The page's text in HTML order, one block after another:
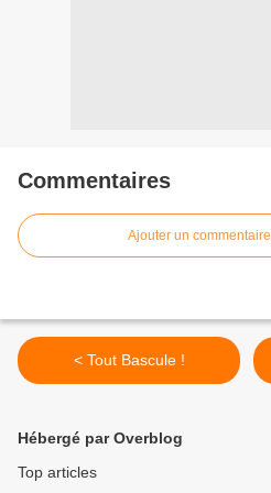
Commentaires
Ajouter un commentaire
< Tout Bascule !
Hébergé par Overblog
Top articles